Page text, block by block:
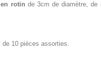
rotin de 3cm de diamètre,
10 pièces assorties.